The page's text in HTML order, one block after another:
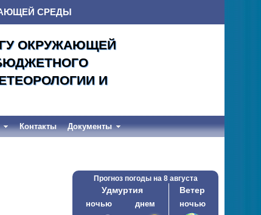
СРЕДЫ
ОКРУЖАЮЩЕЙ
И
Контакты Документы
Прогноз погоды на 8 августа
Удмуртия Ветер
ночью днем ночью